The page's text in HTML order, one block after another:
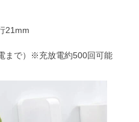
21mm
まで）※充放電約500回可能